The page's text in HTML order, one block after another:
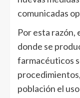
comunicadas
Por esta razón,
donde se
farmacéuticos
población el